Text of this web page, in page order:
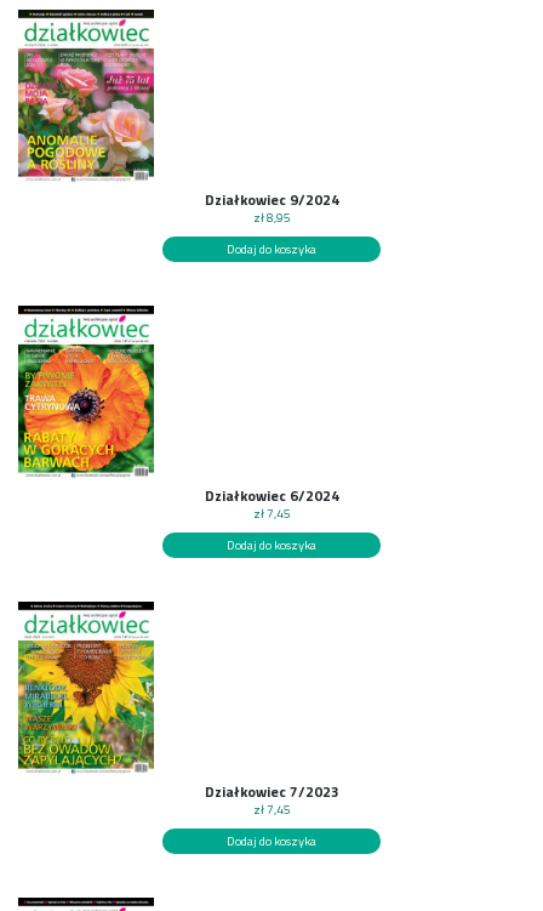
Działkowiec 9/2024
zł8,95
Dodaj do koszyka
Działkowiec 6/2024
zł7,45
Dodaj do koszyka
Działkowiec 7/2023
zł7,45
Dodaj do koszyka